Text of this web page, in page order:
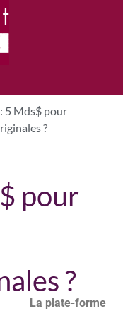
5 Mds$ pour
?
pour
?
La plate-forme